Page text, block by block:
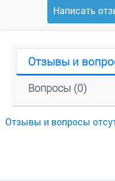
Написать
Отзывы и
Вопросы (0)
Отзывы и вопросы